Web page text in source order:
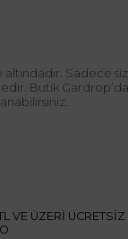
Sadece
Butik
VE ÜZERİ ÜCRETSİZ